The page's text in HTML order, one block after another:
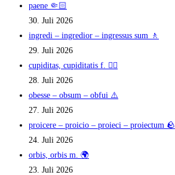
paene 🤏🏻
30. Juli 2026
ingredi – ingredior – ingressus sum 🚶
29. Juli 2026
cupiditas, cupiditatis f. ❤️‍🔥
28. Juli 2026
obesse – obsum – obfui ⚠️
27. Juli 2026
proicere – proicio – proieci – proiectum 🪨
24. Juli 2026
orbis, orbis m. 🌍
23. Juli 2026